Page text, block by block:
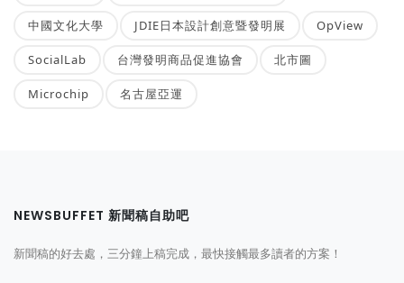
中國文化大學 JDIE日本設計創意暨發明展 OpView
SocialLab 台灣發明商品促進協會 北市圖
Microchip 名古屋亞運
NEWSBUFFET 新聞稿自助吧
新聞稿的好去處，三分鐘上稿完成，最快接觸最多讀者的方案！